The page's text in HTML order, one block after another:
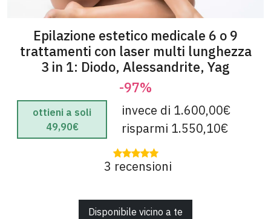
Epilazione estetico medicale 6 o 9
trattamenti con laser mu​lti lunghezza
3 in 1: Diodo, Alessandrite, Yag
-97%
ottieni a soli
49,90€
invece di 1.600,00€
risparmi 1.550,10€
3 recensioni
Disponibile vicino a te